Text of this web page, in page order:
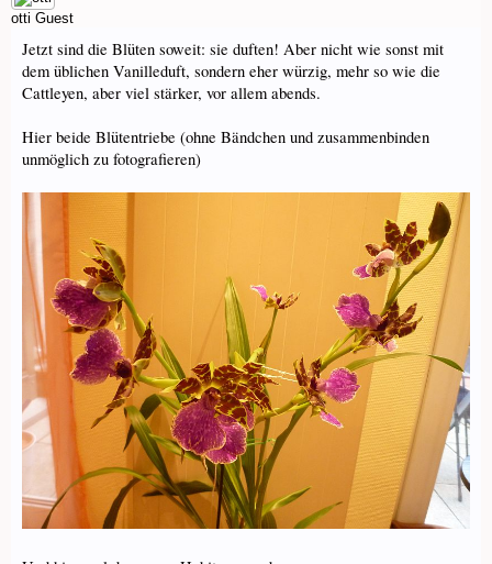
otti Guest
Jetzt sind die Blüten soweit: sie duften! Aber nicht wie sonst mit
dem üblichen Vanilleduft, sondern eher würzig, mehr so wie die
Cattleyen, aber viel stärker, vor allem abends.
Hier beide Blütentriebe (ohne Bändchen und zusammenbinden
unmöglich zu fotografieren)